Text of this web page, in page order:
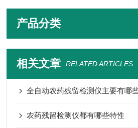
产品分类
相关文章 RELATED ARTICLES
全自动农药残留检测仪主要有哪
农药残留检测仪都有哪些特性